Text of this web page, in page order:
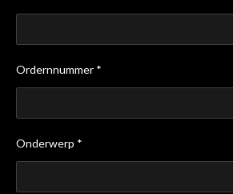
Ordernnummer *
Onderwerp *